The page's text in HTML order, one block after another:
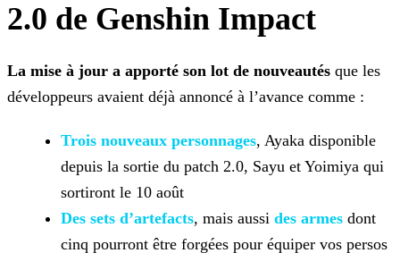
2.0 de Genshin Impact
La mise à jour a apporté son lot de nouveautés que les
développeurs avaient déjà annoncé à l’avance comme :
Trois nouveaux personnages, Ayaka disponible
depuis la sortie du patch 2.0, Sayu et Yoimiya qui
sortiront le 10 août
Des sets d’artefacts, mais aussi des armes dont
cinq pourront être forgées pour équiper vos persos